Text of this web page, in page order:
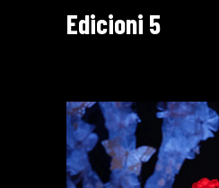
Edicioni 5